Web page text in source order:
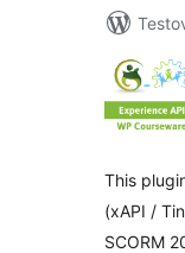
This
(xAPI /
SCORM